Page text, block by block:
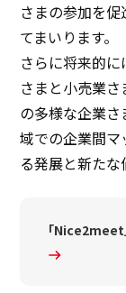
さまの参加を
てまいります。
さらに将来的
さまと小売業
の多様な企業
域での企業間
る発展と新たな
「